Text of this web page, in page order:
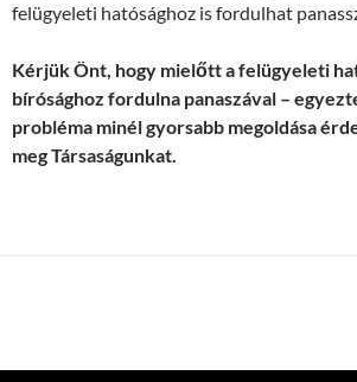
felügyeleti hatósághoz is fordulhat
Kérjük Önt, hogy mielőtt a felügyeleti
bírósághoz fordulna panaszával –
probléma minél gyorsabb megoldása
meg Társaságunkat.